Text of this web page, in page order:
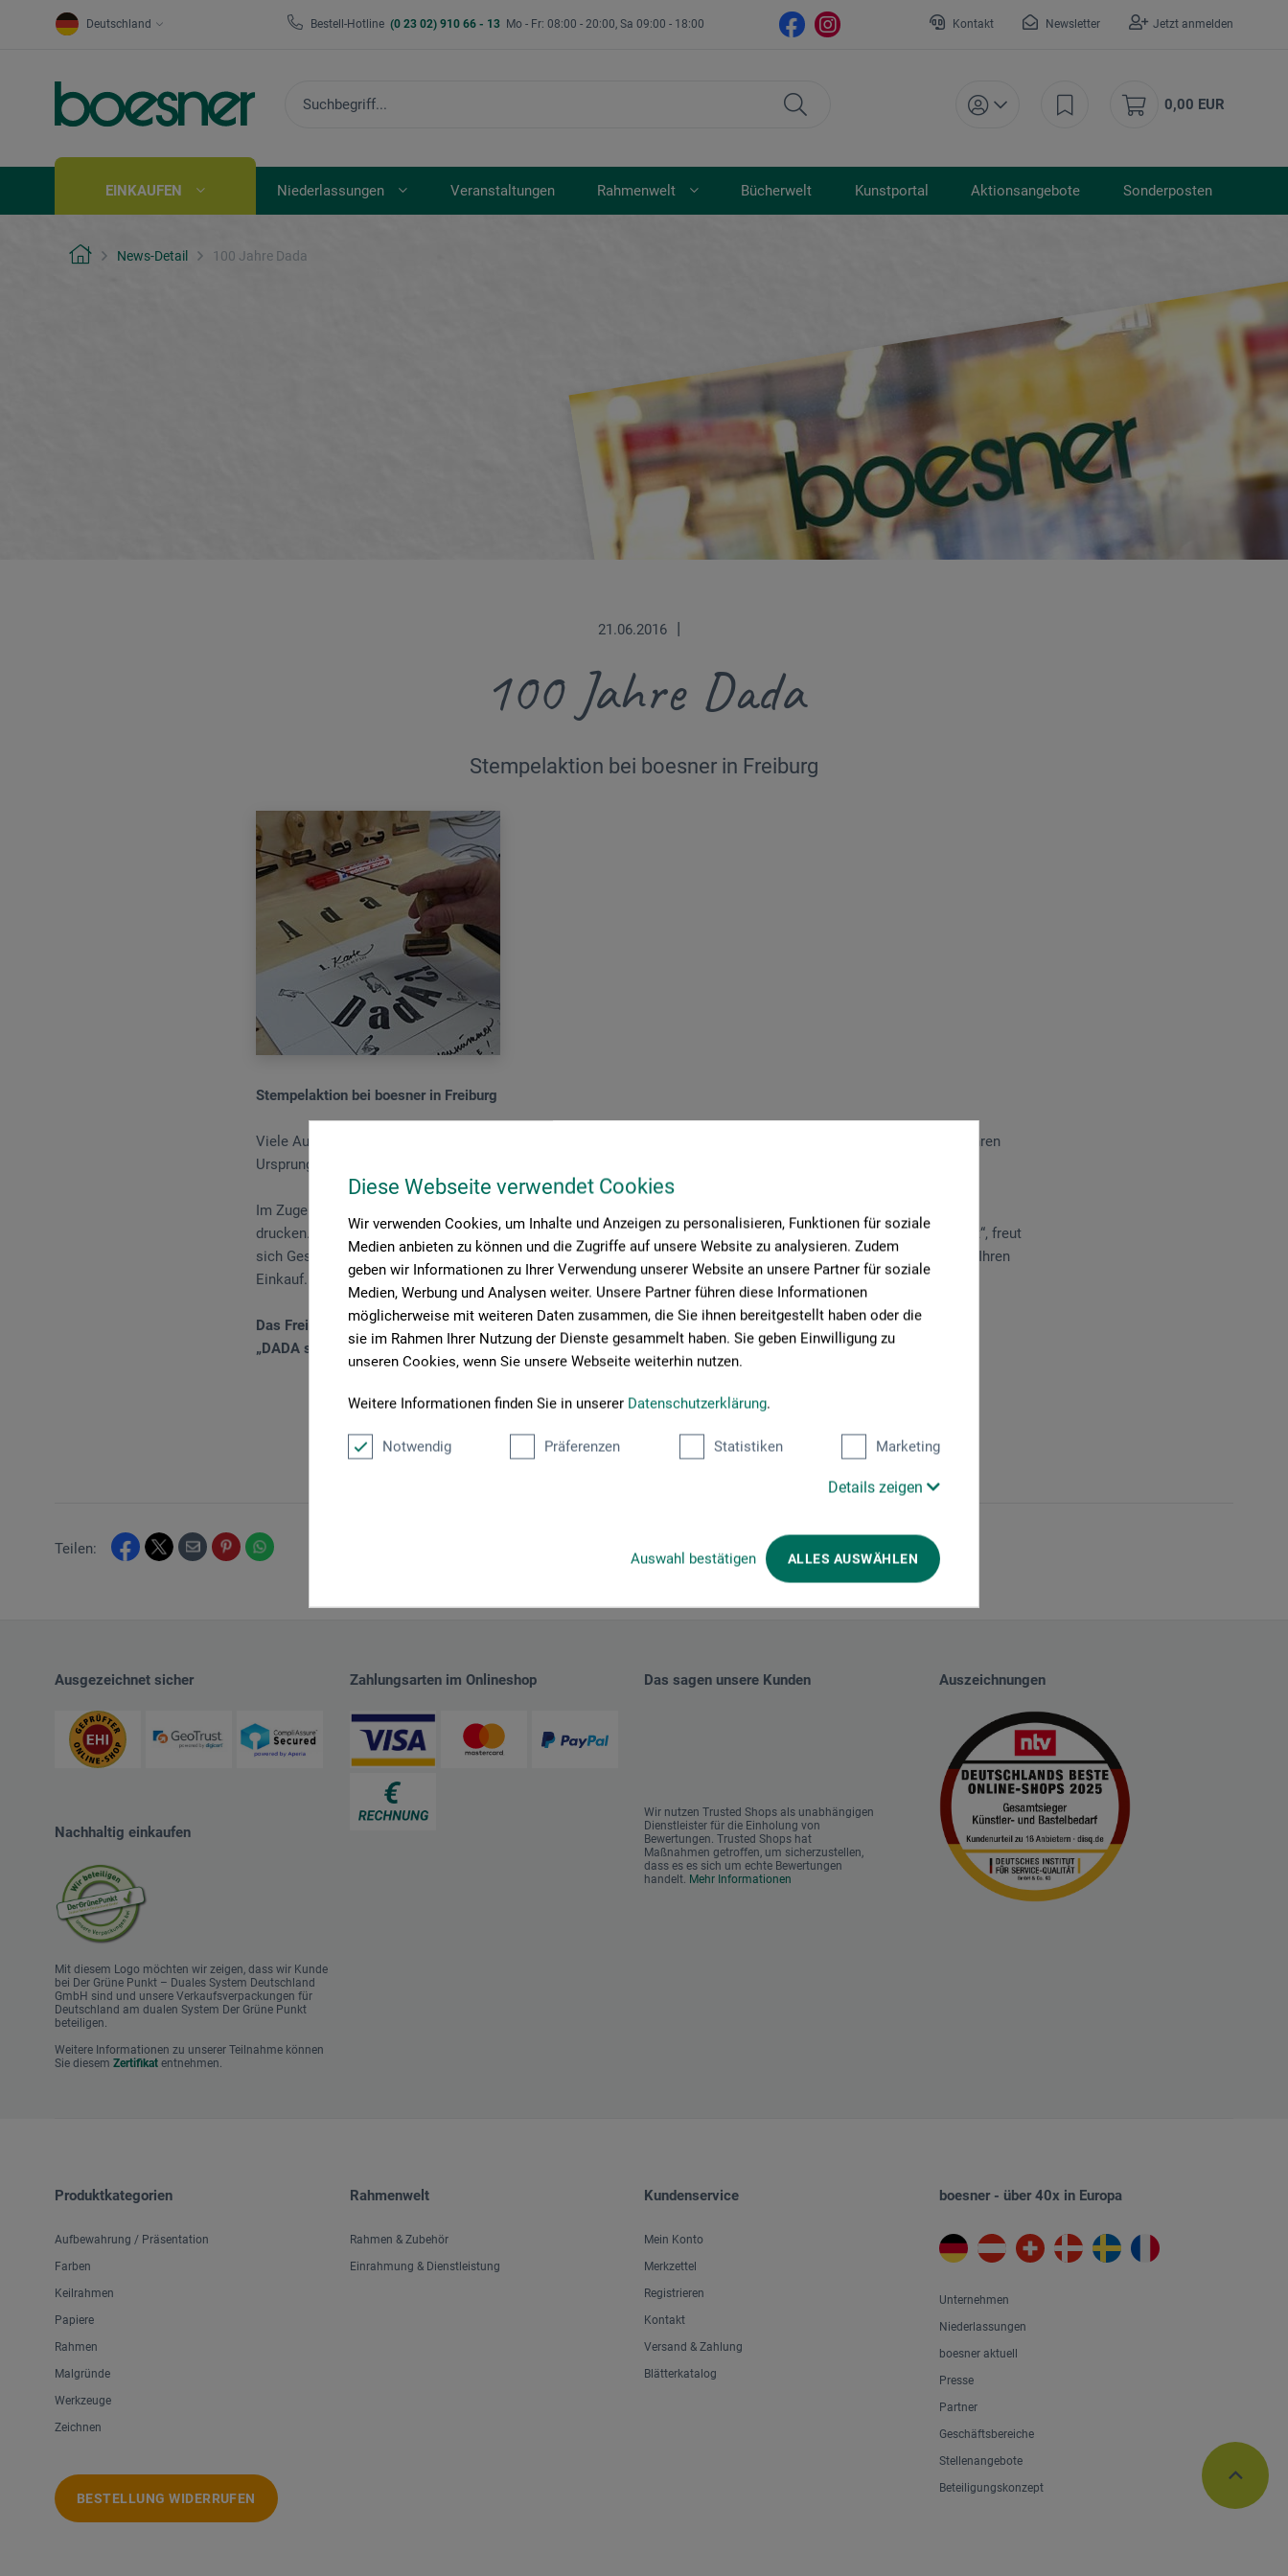
Diese Webseite verwendet Cookies
Wir verwenden Cookies, um Inhalte und Anzeigen zu personalisieren, Funktionen für soziale
Medien anbieten zu können und die Zugriffe auf unsere Website zu analysieren. Zudem
geben wir Informationen zu Ihrer Verwendung unserer Website an unsere Partner für soziale
Medien, Werbung und Analysen weiter. Unsere Partner führen diese Informationen
möglicherweise mit weiteren Daten zusammen, die Sie ihnen bereitgestellt haben oder die
sie im Rahmen Ihrer Nutzung der Dienste gesammelt haben. Sie geben Einwilligung zu
unseren Cookies, wenn Sie unsere Webseite weiterhin nutzen.
Weitere Informationen finden Sie in unserer Datenschutzerklärung.
Notwendig Präferenzen Statistiken Marketing
Details zeigen
Auswahl bestätigen ALLES AUSWÄHLEN
Deutschland Bestell-Hotline (0 23 02) 910 66 - 13 Mo - Fr: 08:00 - 20:00, Sa 09:00 - 18:00 Kontakt Newsletter Jetzt anmelden
0,00 EUR
EINKAUFEN Niederlassungen Veranstaltungen Rahmenwelt Bücherwelt Kunstportal Aktionsangebote Sonderposten
News-Detail 100 Jahre Dada
21.06.2016 |
100 Jahre Dada
Stempelaktion bei boesner in Freiburg
Stempelaktion bei boesner in Freiburg
Viele Ausdrucksformen in der heutigen Kunst wären ohne die DADA-Bewegung, welche vor 100 Jahren in Zürich ihren
Ursprung hatte, nicht denkbar.
Im Zuge unserer Sommer-Kartenaktion bitten wir unsere Kunden/innen, eine DADA-Karte mit unseren Stempeln zu
drucken. „Einfach bis zum 23. Juli vorbeikommen – in unserer Buchabteilung ist das DADA-Pult für Sie vorbereitet“, freut
sich Geschäftsführer Frank Brauer. Für Ihre Teilnahme erhalten Sie im Monat August eine Gutschrift über € 5,- auf Ihren
Einkauf. Natürlich werden alle Karten an unserer Kundenwand präsentiert.
Das Freiburger boesner-Team sagt dazu nur:
„DADA siegt!“
Teilen:
Ausgezeichnet sicher
Nachhaltig einkaufen
Mit diesem Logo möchten wir zeigen, dass wir Kunde
bei Der Grüne Punkt – Duales System Deutschland
GmbH sind und unsere Verkaufsverpackungen für
Deutschland am dualen System Der Grüne Punkt
beteiligen.
Weitere Informationen zu unserer Teilnahme können
Sie diesem Zertifikat entnehmen.
Zahlungsarten im Onlineshop Das sagen unsere Kunden
Wir nutzen Trusted Shops als unabhängigen
Dienstleister für die Einholung von
Bewertungen. Trusted Shops hat
Maßnahmen getroffen, um sicherzustellen,
dass es es sich um echte Bewertungen
handelt. Mehr Informationen
Auszeichnungen
Produktkategorien
Aufbewahrung / Präsentation
Farben
Keilrahmen
Papiere
Rahmen
Malgründe
Werkzeuge
Zeichnen
BESTELLUNG WIDERRUFEN
Rahmenwelt
Rahmen & Zubehör
Einrahmung & Dienstleistung
Kundenservice
Mein Konto
Merkzettel
Registrieren
Kontakt
Versand & Zahlung
Blätterkatalog
boesner - über 40x in Europa
Unternehmen
Niederlassungen
boesner aktuell
Presse
Partner
Geschäftsbereiche
Stellenangebote
Beteiligungskonzept